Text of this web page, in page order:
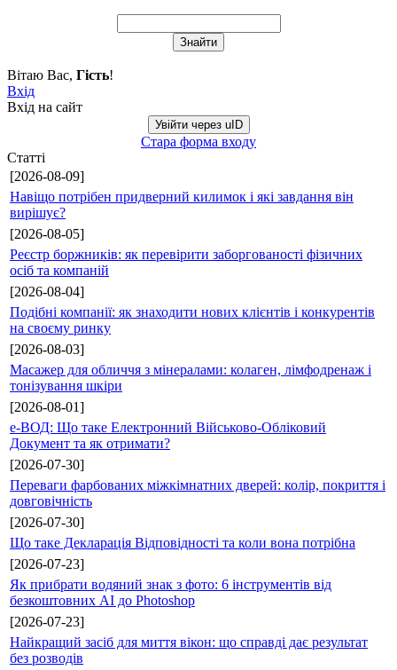
Вітаю Вас, Гість!
Вхід
Вхід на сайт
Увійти через uID
Стара форма входу
Статті
[2026-08-09]
Навіщо потрібен придверний килимок і які завдання він
вирішує?
[2026-08-05]
Реєстр боржників: як перевірити заборгованості фізичних
осіб та компаній
[2026-08-04]
Подібні компанії: як знаходити нових клієнтів і конкурентів
на своєму ринку
[2026-08-03]
Масажер для обличчя з мінералами: колаген, лімфодренаж і
тонізування шкіри
[2026-08-01]
е-ВОД: Що таке Електронний Військово-Обліковий
Документ та як отримати?
[2026-07-30]
Переваги фарбованих міжкімнатних дверей: колір, покриття і
довговічність
[2026-07-30]
Що таке Декларація Відповідності та коли вона потрібна
[2026-07-23]
Як прибрати водяний знак з фото: 6 інструментів від
безкоштовних AI до Photoshop
[2026-07-23]
Найкращий засіб для миття вікон: що справді дає результат
без розводів